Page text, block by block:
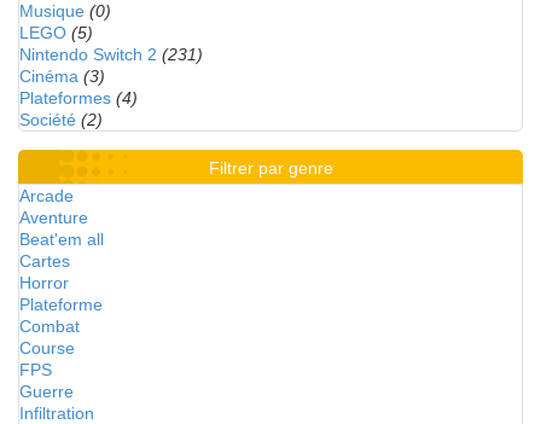
Musique (0)
LEGO (5)
Nintendo Switch 2 (231)
Cinéma (3)
Plateformes (4)
Société (2)
Filtrer par genre
Arcade
Aventure
Beat'em all
Cartes
Horror
Plateforme
Combat
Course
FPS
Guerre
Infiltration